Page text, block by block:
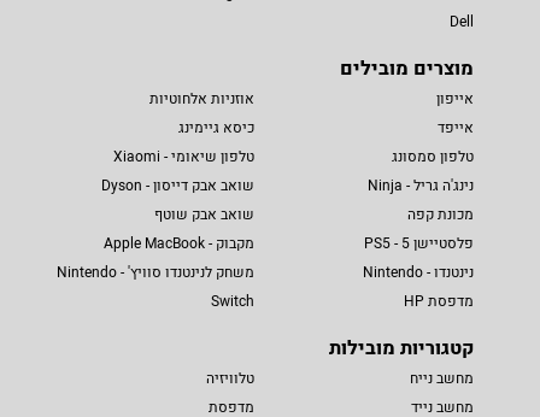
Dell
מוצרים מובילים
אייפון
אייפד
טלפון סמסונג
נינג'ה גריל - Ninja
מכונת קפה
פלסטיישן 5 - PS5
נינטנדו - Nintendo
מדפסת HP
אוזניות אלחוטיות
כיסא גיימינג
טלפון שיאומי - Xiaomi
שואב אבק דייסון - Dyson
שואב אבק שוטף
מקבוק - Apple MacBook
משחק לנינטנדו סוויץ' - Nintendo
Switch
קטגוריות מובילות
מחשב נייח
מחשב נייד
טלוויזיה
מדפסת